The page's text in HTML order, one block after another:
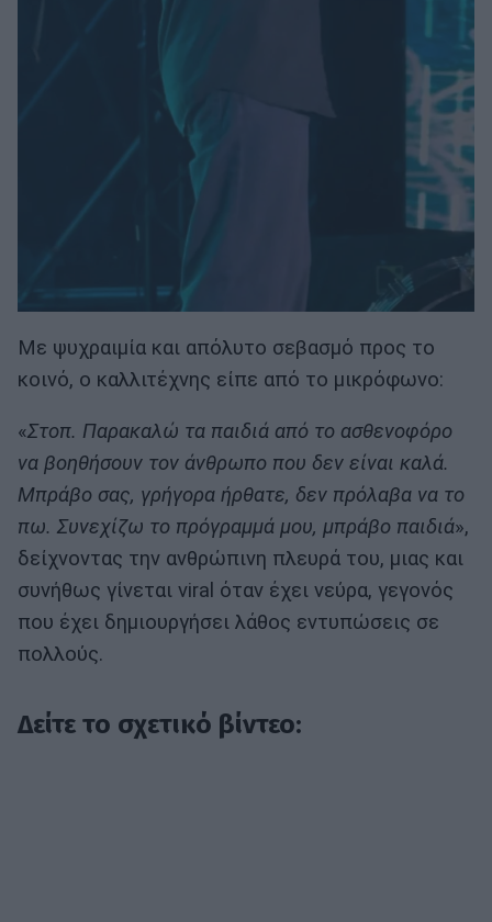
Με ψυχραιμία και απόλυτο σεβασμό προς το
κοινό, ο καλλιτέχνης είπε από το μικρόφωνο:
«Στοπ. Παρακαλώ τα παιδιά από το ασθενοφόρο
να βοηθήσουν τον άνθρωπο που δεν είναι καλά.
Μπράβο σας, γρήγορα ήρθατε, δεν πρόλαβα να το
πω. Συνεχίζω το πρόγραμμά μου, μπράβο παιδιά»,
δείχνοντας την ανθρώπινη πλευρά του, μιας και
συνήθως γίνεται viral όταν έχει νεύρα, γεγονός
που έχει δημιουργήσει λάθος εντυπώσεις σε
πολλούς.
Δείτε το σχετικό βίντεο: